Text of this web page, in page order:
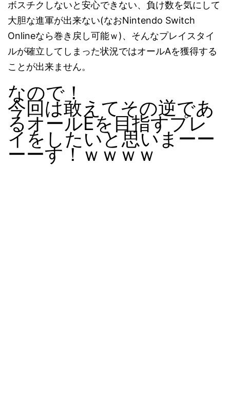
ボスチクしないと安心できない、負け数を気にして
大胆な進軍が出来ない(なおNintendo Switch
Onlineなら巻き戻し可能ｗ)、そんなプレイスタイ
ルが確立してしまった状況ではオールAを獲得する
ことが出来ません。
なので！
今回は敢えてその逆であ
るオールEを目指すプレ
イをしたいと思いまーー
ーーす！ｗｗｗｗ